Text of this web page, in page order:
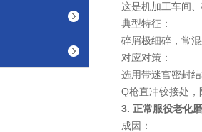
这是机加工车间
典型特征 ：
碎屑极细碎，常
对应对策 ：
选用带迷宫密封
Q枪直冲铰接处
3. 正常服役老化
成因 ：